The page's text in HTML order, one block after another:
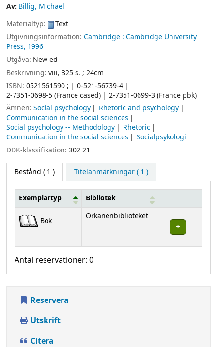
Av: Billig, Michael
Materialtyp:
Text
Utgivningsinformation: Cambridge : Cambridge University
Press, 1996
Utgåva: New ed
Beskrivning: viii, 325 s. ; 24cm
ISBN: 0521561590 ;
0-521-56739-4
2-7351-0698-5 (France cased)
2-7351-0699-3 (France pbk)
Ämnen: Social psychology
Rhetoric and psychology
Communication in the social sciences
Social psychology -- Methodology
Rhetoric
Communication in the social sciences
Socialpsykologi
DDK-klassifikation: 302 21
Bestånd ( 1 ) Titelanmärkningar ( 1 )
Bestånd
Exemplartyp Bibliotek
Bok Orkanenbiblioteket
Antal reservationer: 0
Reservera
Utskrift
Citera